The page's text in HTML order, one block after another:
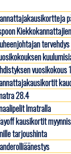
tervehdys
vuosikokous
28.4
Imatralla
kausikortit
tarjoushinta